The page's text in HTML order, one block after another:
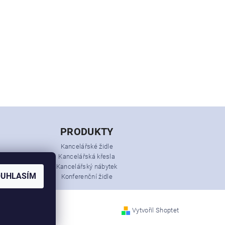
PRODUKTY
Kancelářské židle
Kancelářská křesla
Kancelářský nábytek
Konferenční židle
Vytvořil Shoptet